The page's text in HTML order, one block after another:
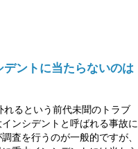
ントに当たらないのは
るという前代未聞のトラブ
ンシデントと呼ばれる事故に
査を行うのが一般的ですが、